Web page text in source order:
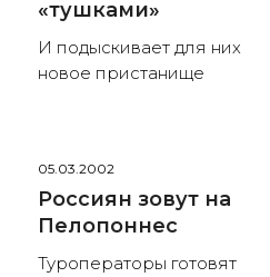
«тушками»
И подыскивает для них
новое пристанище
05.03.2002
Россиян зовут на
Пелопоннес
Туроператоры готовят